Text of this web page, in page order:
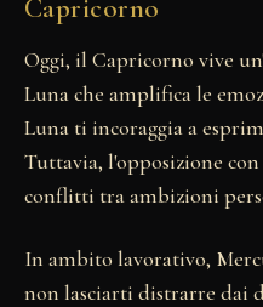
Capricorno
Oggi, il Capricorno vive
Luna che amplifica le
Luna ti incoraggia a
Tuttavia, l'opposizione
conflitti tra ambizioni
In ambito lavorativo,
non lasciarti distrarre dai